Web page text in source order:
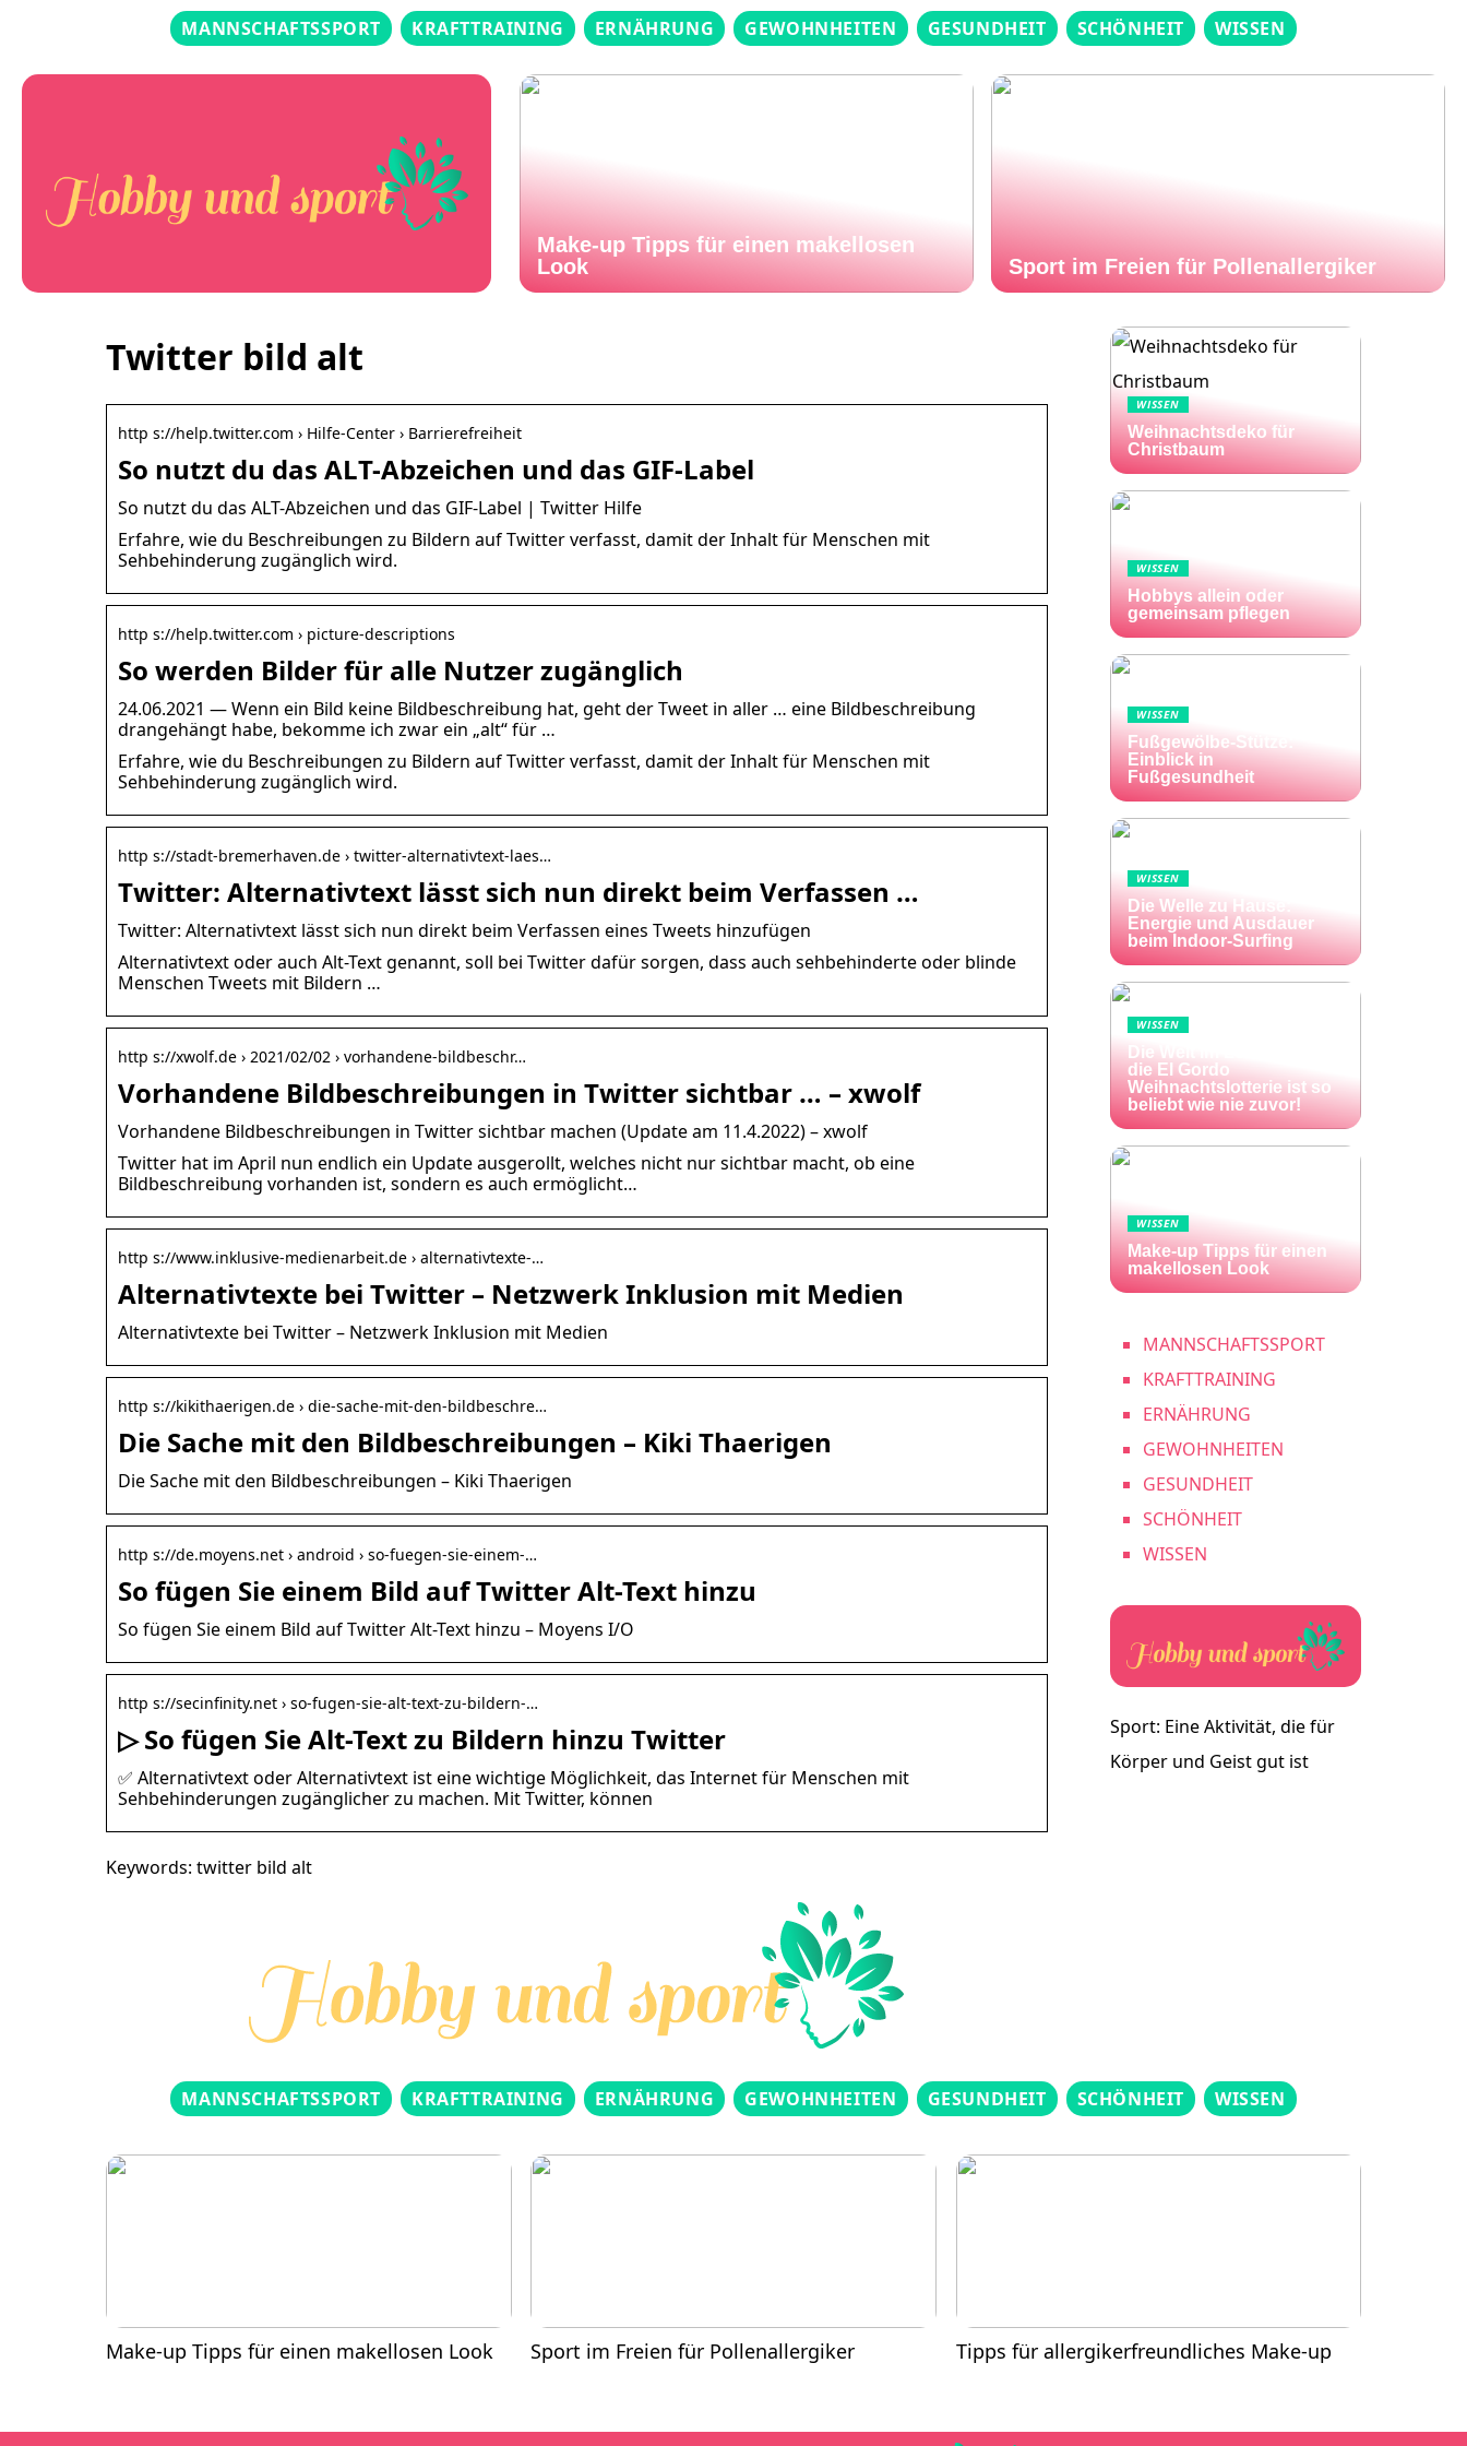
MANNSCHAFTSSPORT KRAFTTRAINING ERNÄHRUNG GEWOHNHEITEN GESUNDHEIT SCHÖNHEIT WISSEN
Make-up Tipps für einen makellosen
Look
Sport im Freien für Pollenallergiker
Twitter bild alt
http s://help.twitter.com › Hilfe-Center › Barrierefreiheit
So nutzt du das ALT-Abzeichen und das GIF-Label
So nutzt du das ALT-Abzeichen und das GIF-Label | Twitter Hilfe
Erfahre, wie du Beschreibungen zu Bildern auf Twitter verfasst, damit der Inhalt für Menschen mit
Sehbehinderung zugänglich wird.
http s://help.twitter.com › picture-descriptions
So werden Bilder für alle Nutzer zugänglich
24.06.2021 — Wenn ein Bild keine Bildbeschreibung hat, geht der Tweet in aller … eine Bildbeschreibung
drangehängt habe, bekomme ich zwar ein „alt“ für …
Erfahre, wie du Beschreibungen zu Bildern auf Twitter verfasst, damit der Inhalt für Menschen mit
Sehbehinderung zugänglich wird.
http s://stadt-bremerhaven.de › twitter-alternativtext-laes…
Twitter: Alternativtext lässt sich nun direkt beim Verfassen …
Twitter: Alternativtext lässt sich nun direkt beim Verfassen eines Tweets hinzufügen
Alternativtext oder auch Alt-Text genannt, soll bei Twitter dafür sorgen, dass auch sehbehinderte oder blinde
Menschen Tweets mit Bildern …
http s://xwolf.de › 2021/02/02 › vorhandene-bildbeschr…
Vorhandene Bildbeschreibungen in Twitter sichtbar … – xwolf
Vorhandene Bildbeschreibungen in Twitter sichtbar machen (Update am 11.4.2022) – xwolf
Twitter hat im April nun endlich ein Update ausgerollt, welches nicht nur sichtbar macht, ob eine
Bildbeschreibung vorhanden ist, sondern es auch ermöglicht…
http s://www.inklusive-medienarbeit.de › alternativtexte-…
Alternativtexte bei Twitter – Netzwerk Inklusion mit Medien
Alternativtexte bei Twitter – Netzwerk Inklusion mit Medien
http s://kikithaerigen.de › die-sache-mit-den-bildbeschre…
Die Sache mit den Bildbeschreibungen – Kiki Thaerigen
Die Sache mit den Bildbeschreibungen – Kiki Thaerigen
http s://de.moyens.net › android › so-fuegen-sie-einem-…
So fügen Sie einem Bild auf Twitter Alt-Text hinzu
So fügen Sie einem Bild auf Twitter Alt-Text hinzu – Moyens I/O
http s://secinfinity.net › so-fugen-sie-alt-text-zu-bildern-…
▷ So fügen Sie Alt-Text zu Bildern hinzu Twitter
✅ Alternativtext oder Alternativtext ist eine wichtige Möglichkeit, das Internet für Menschen mit
Sehbehinderungen zugänglicher zu machen. Mit Twitter, können
Keywords: twitter bild alt
WISSEN
Weihnachtsdeko für
Christbaum
WISSEN
Hobbys allein oder
gemeinsam pflegen
WISSEN
Fußgewölbe-Stütze:
Einblick in
Fußgesundheit
WISSEN
Die Welle zu Hause:
Energie und Ausdauer
beim Indoor-Surfing
WISSEN
Die Welt im Lotto-Fieber –
die El Gordo
Weihnachtslotterie ist so
beliebt wie nie zuvor!
WISSEN
Make-up Tipps für einen
makellosen Look
MANNSCHAFTSSPORT
KRAFTTRAINING
ERNÄHRUNG
GEWOHNHEITEN
GESUNDHEIT
SCHÖNHEIT
WISSEN
Sport: Eine Aktivität, die für
Körper und Geist gut ist
MANNSCHAFTSSPORT KRAFTTRAINING ERNÄHRUNG GEWOHNHEITEN GESUNDHEIT SCHÖNHEIT WISSEN
Make-up Tipps für einen makellosen Look Sport im Freien für Pollenallergiker Tipps für allergikerfreundliches Make-up